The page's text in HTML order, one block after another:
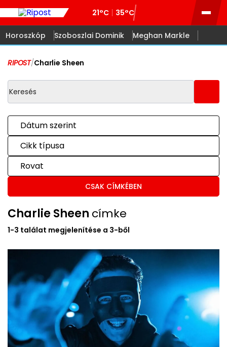
21°C 35°C
Horoszkóp Szoboszlai Dominik Meghan Markle
RIPOST/Charlie Sheen
Dátum szerint
Cikk típusa
Rovat
CSAK CÍMKÉBEN
Charlie Sheen címke
1-3 találat megjelenítése a 3-ből